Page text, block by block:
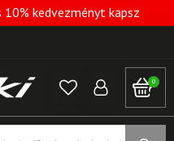
10% kedvezményt kapsz
0